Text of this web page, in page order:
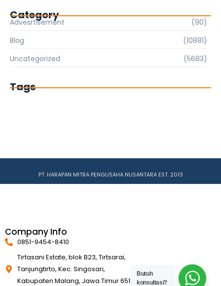
Category
Advesrtisement
(90)
Blog
(10881)
Uncategorized
(5683)
Tags
PT. HARAPAN MITRA PENGUSAHA NUSANTARA EST. 2013
Company Info
0851-9454-8410
Tirtasani Estate, blok B23, Tirtsarai,
Tanjungtirto, Kec. Singosari,
Kabupaten Malang, Jawa Timur 65153
Butuh
konsultasi?